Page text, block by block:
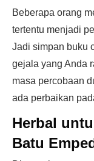
Beberapa orang
tertentu menjadi
Jadi simpan buku
gejala yang Anda
masa percobaan
ada perbaikan
Herbal
Batu